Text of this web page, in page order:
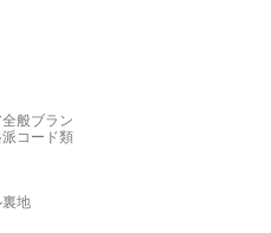
般ブラン
コード類
地